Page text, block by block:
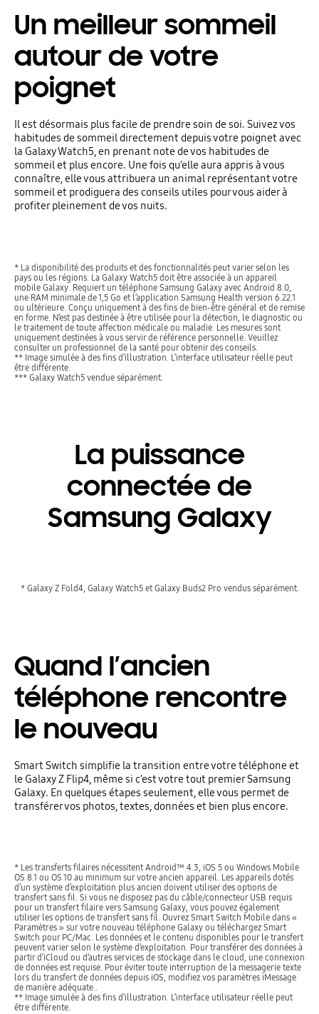
Un meilleur sommeil
autour de votre
poignet
Il est désormais plus facile de prendre soin de soi. Suivez vos
habitudes de sommeil directement depuis votre poignet avec
la Galaxy Watch5, en prenant note de vos habitudes de
sommeil et plus encore. Une fois qu’elle aura appris à vous
connaître, elle vous attribuera un animal représentant votre
sommeil et prodiguera des conseils utiles pour vous aider à
profiter pleinement de vos nuits.
* La disponibilité des produits et des fonctionnalités peut varier selon les
pays ou les régions. La Galaxy Watch5 doit être associée à un appareil
mobile Galaxy. Requiert un téléphone Samsung Galaxy avec Android 8.0,
une RAM minimale de 1,5 Go et l’application Samsung Health version 6.22.1
ou ultérieure. Conçu uniquement à des fins de bien-être général et de remise
en forme. N’est pas destinée à être utilisée pour la détection, le diagnostic ou
le traitement de toute affection médicale ou maladie. Les mesures sont
uniquement destinées à vous servir de référence personnelle. Veuillez
consulter un professionnel de la santé pour obtenir des conseils.
** Image simulée à des fins d’illustration. L’interface utilisateur réelle peut
être différente.
*** Galaxy Watch5 vendue séparément.
La puissance
connectée de
Samsung Galaxy
* Galaxy Z Fold4, Galaxy Watch5 et Galaxy Buds2 Pro vendus séparément.
Quand l’ancien
téléphone rencontre
le nouveau
Smart Switch simplifie la transition entre votre téléphone et
le Galaxy Z Flip4, même si c’est votre tout premier Samsung
Galaxy. En quelques étapes seulement, elle vous permet de
transférer vos photos, textes, données et bien plus encore.
* Les transferts filaires nécessitent Android™ 4.3, iOS 5 ou Windows Mobile
OS 8.1 ou OS 10 au minimum sur votre ancien appareil. Les appareils dotés
d’un système d’exploitation plus ancien doivent utiliser des options de
transfert sans fil. Si vous ne disposez pas du câble/connecteur USB requis
pour un transfert filaire vers Samsung Galaxy, vous pouvez également
utiliser les options de transfert sans fil. Ouvrez Smart Switch Mobile dans «
Paramètres » sur votre nouveau téléphone Galaxy ou téléchargez Smart
Switch pour PC/Mac. Les données et le contenu disponibles pour le transfert
peuvent varier selon le système d’exploitation. Pour transférer des données à
partir d’iCloud ou d’autres services de stockage dans le cloud, une connexion
de données est requise. Pour éviter toute interruption de la messagerie texte
lors du transfert de données depuis iOS, modifiez vos paramètres iMessage
de manière adéquate..
** Image simulée à des fins d’illustration. L’interface utilisateur réelle peut
être différente.